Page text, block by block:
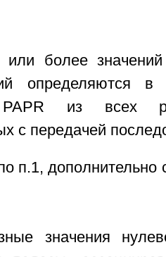
или более
определяются
PAPR из всех
с передачей
п.1, дополнительно
значения